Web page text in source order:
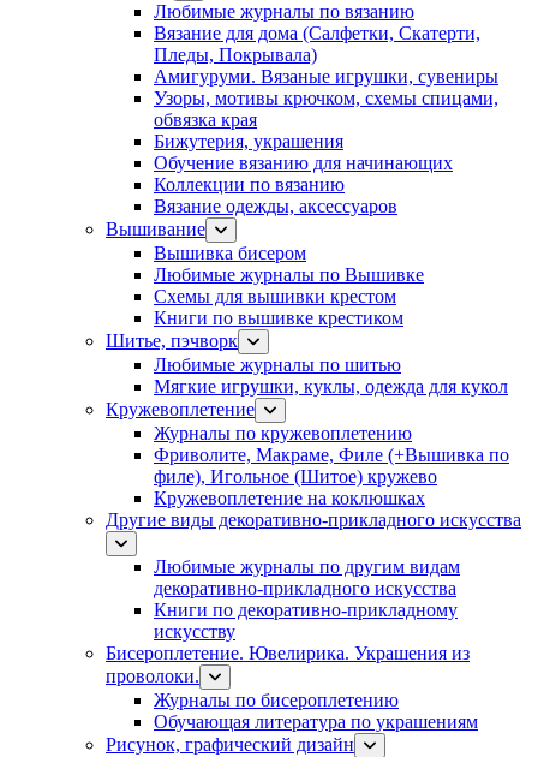
Любимые журналы по вязанию
Вязание для дома (Салфетки, Скатерти,
Пледы, Покрывала)
Амигуруми. Вязаные игрушки, сувениры
Узоры, мотивы крючком, схемы спицами,
обвязка края
Бижутерия, украшения
Обучение вязанию для начинающих
Коллекции по вязанию
Вязание одежды, аксессуаров
Вышивание
Вышивка бисером
Любимые журналы по Вышивке
Схемы для вышивки крестом
Книги по вышивке крестиком
Шитье, пэчворк
Любимые журналы по шитью
Мягкие игрушки, куклы, одежда для кукол
Кружевоплетение
Журналы по кружевоплетению
Фриволите, Макраме, Филе (+Вышивка по
филе), Игольное (Шитое) кружево
Кружевоплетение на коклюшках
Другие виды декоративно-прикладного искусства
Любимые журналы по другим видам
декоративно-прикладного искусства
Книги по декоративно-прикладному
искусству
Бисероплетение. Ювелирика. Украшения из
проволоки.
Журналы по бисероплетению
Обучающая литература по украшениям
Рисунок, графический дизайн